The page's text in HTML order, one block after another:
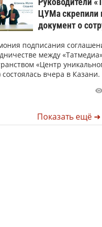
ЦУМа скрепили
документ о
подписания
между
«Центр
вчера в Казани.
Показать ещё ➜